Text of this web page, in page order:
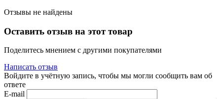
Отзывы не найдены
Оставить отзыв на этот товар
Поделитесь мнением с другими покупателями
Написать отзыв
Войдите в учётную запись, чтобы мы могли сообщить вам об
ответе
E-mail